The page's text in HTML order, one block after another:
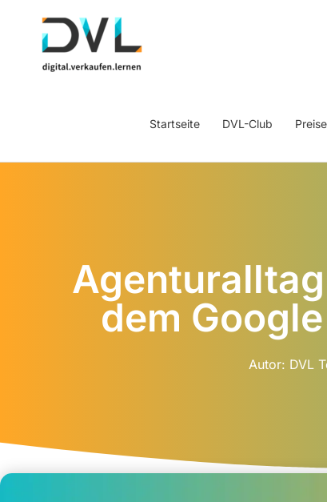
Startseite DVL-Club Preise
dem
Autor: DVL